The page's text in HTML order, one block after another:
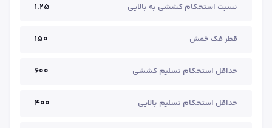
نسبت استحکام کششی به بالایی 1.25
قطر فک خمش 150
حداقل استحکام تسلیم کششی 600
حداقل استحکام تسلیم بالایی 400